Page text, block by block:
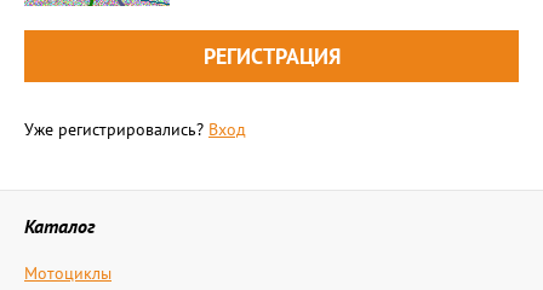
Уже регистрировались? Вход
Каталог
Мотоциклы